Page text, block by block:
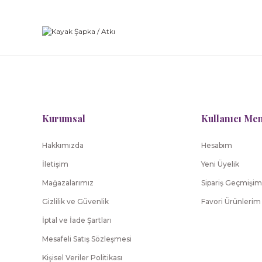
Kurumsal
Hakkımızda
İletişim
Mağazalarımız
Gizlilik ve Güvenlik
İptal ve İade Şartları
Mesafeli Satış Sözleşmesi
Kişisel Veriler Politikası
Kullanıcı
Hesabım
Yeni Üyelik
Sipariş Geçmişim
Favori Ürünlerim